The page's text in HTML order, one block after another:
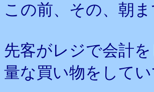
この前、その、朝
先客がレジで会計
量な買い物をしてい